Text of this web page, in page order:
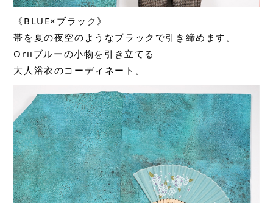
《BLUE×ブラック》
帯を夏の夜空のようなブラックで引き締めます。
Oriiブルーの小物を引き立てる
大人浴衣のコーディネート。